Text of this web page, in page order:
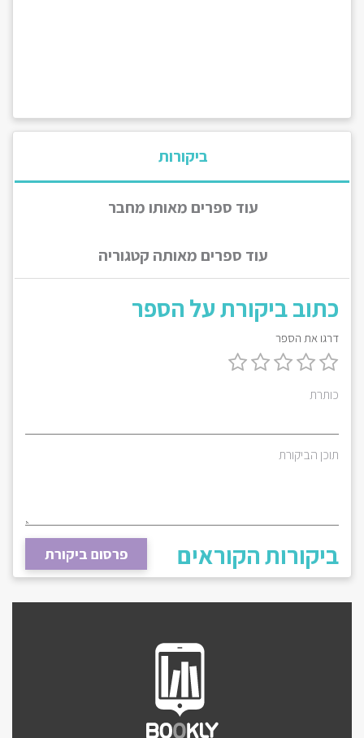
ביקורות
עוד ספרים מאותו מחבר
עוד ספרים מאותה קטגוריה
כתוב ביקורת על הספר
דרגו את הספר
כותרת
תוכן הביקורת
פרסום ביקורת ביקורות הקוראים